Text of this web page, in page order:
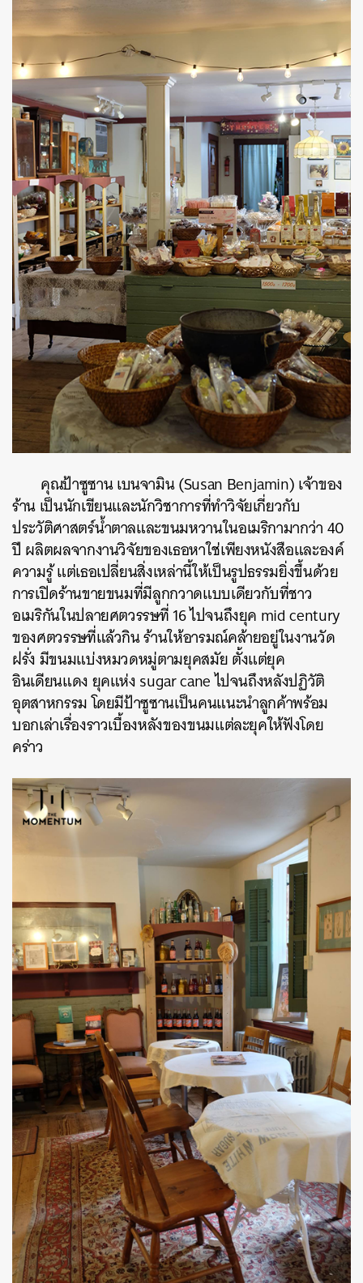
คุณป้าซูซาน เบนจามิน (Susan Benjamin) เจ้าของ
ร้าน เป็นนักเขียนและนักวิชาการที่ทำวิจัยเกี่ยวกับ
ประวัติศาสตร์น้ำตาลและขนมหวานในอเมริกามากว่า 40
ปี ผลิตผลจากงานวิจัยของเธอหาใช่เพียงหนังสือและองค์
ความรู้ แต่เธอเปลี่ยนสิ่งเหล่านี้ให้เป็นรูปธรรมยิ่งขึ้นด้วย
การเปิดร้านขายขนมที่มีลูกกวาดแบบเดียวกับที่ชาว
อเมริกันในปลายศตวรรษที่ 16 ไปจนถึงยุค mid century
ของศตวรรษที่แล้วกิน ร้านให้อารมณ์คล้ายอยู่ในงานวัด
ฝรั่ง มีขนมแบ่งหมวดหมู่ตามยุคสมัย ตั้งแต่ยุค
อินเดียนแดง ยุคแห่ง sugar cane ไปจนถึงหลังปฏิวัติ
อุตสาหกรรม โดยมีป้าซูซานเป็นคนแนะนำลูกค้าพร้อม
บอกเล่าเรื่องราวเบื้องหลังของขนมแต่ละยุคให้ฟังโดย
คร่าว